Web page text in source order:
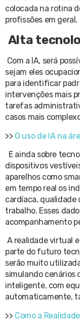
colocada na rotina
profissões em geral.
Alta
Com a IA, será
sejam eles
para identificar
intervenções mais
tarefas
casos mais
>> O uso de IA na
E ainda sobre
dispositivos
aparelhos como
em tempo real os
cardíaca, qualidade
trabalho. Esses
acompanhamento
A realidade virtual
parte do futuro
serão muito
simulando cenários
inteligente, com
automaticamente,
>> Como a